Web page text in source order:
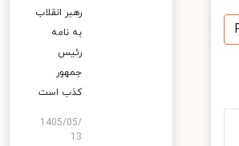
رهبر انقلاب
به نامه
رئیس
جمهور
کذب است
1405/05/
13